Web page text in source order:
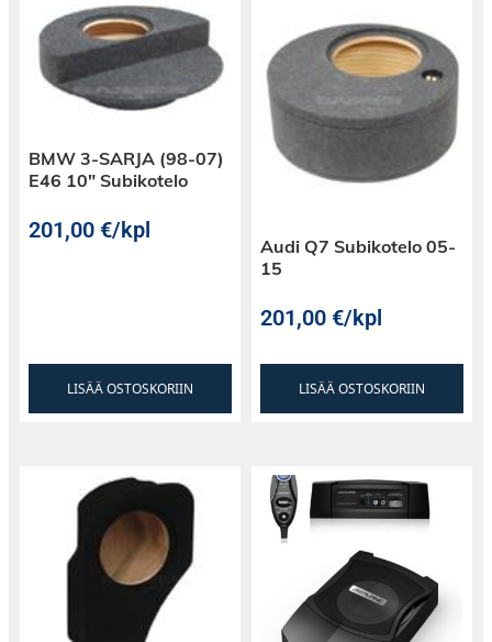
ratkaisu!
BMW 3-SARJA (98-07)
E46 10″ Subikotelo
201,00€/kpl
LISÄÄ OSTOSKORIIN
Audi Q7 Subikotelo 05-
15
201,00€/kpl
LISÄÄ OSTOSKORIIN